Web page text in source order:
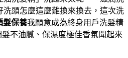
洗頭怎麼這麼難換來換去，這次洗
髮保養我願意成為終身用戶洗髮精
不油膩、保濕度極佳香氛聞起來